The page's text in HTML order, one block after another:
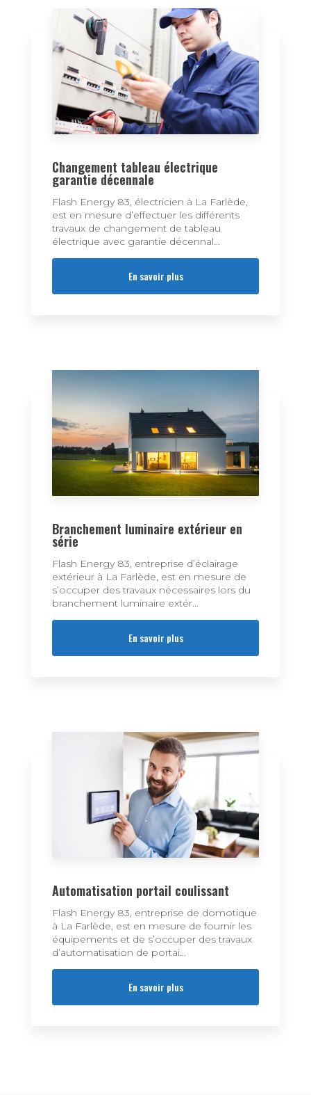
Changement tableau électrique
garantie décennale
Flash Energy 83, électricien à La Farlède,
est en mesure d’effectuer les différents
travaux de changement de tableau
électrique avec garantie décennal...
En savoir plus
Branchement luminaire extérieur en
série
Flash Energy 83, entreprise d’éclairage
extérieur à La Farlède, est en mesure de
s’occuper des travaux nécessaires lors du
branchement luminaire extér...
En savoir plus
Automatisation portail coulissant
Flash Energy 83, entreprise de domotique
à La Farlède, est en mesure de fournir les
équipements et de s’occuper des travaux
d’automatisation de portai...
En savoir plus